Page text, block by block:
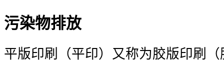
污染物排放
平版印刷（平印）又称为胶版印刷